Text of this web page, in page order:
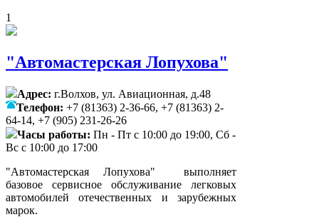
1
"Автомастерская Лопухова"
Адрес: г.Волхов, ул. Авиационная, д.48
Телефон: +7 (81363) 2-36-66, +7 (81363) 2-
64-14, +7 (905) 231-26-26
Часы работы: Пн - Пт с 10:00 до 19:00, Сб -
Вс с 10:00 до 17:00
"Автомастерская Лопухова" выполняет
базовое сервисное обслуживание легковых
автомобилей отечественных и зарубежных
марок.